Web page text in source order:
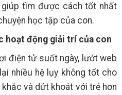
tìm được cách tốt nhất
học tập của con.
hoạt động giải trí của con
điện tử suốt ngày, lướt web
nhiều hệ lụy không tốt cho
và dứt khoát với trẻ hơn